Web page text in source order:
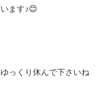
ます♪😊
っくり休んで下さいね